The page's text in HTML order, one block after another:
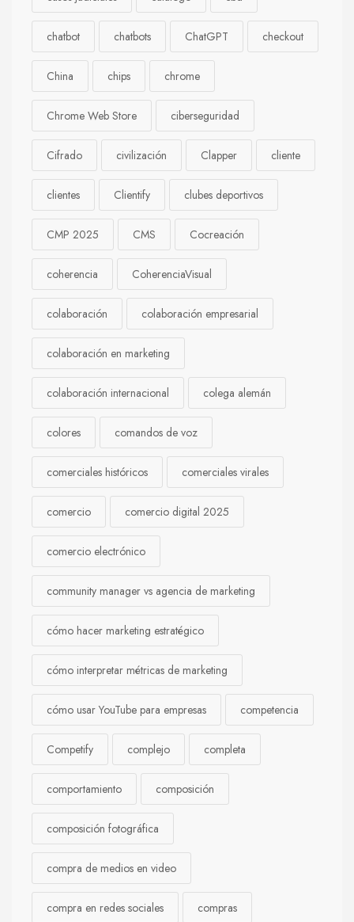
chatbot chatbots ChatGPT checkout
China chips chrome
Chrome Web Store ciberseguridad
Cifrado civilización Clapper cliente
clientes Clientify clubes deportivos
CMP 2025 CMS Cocreación
coherencia CoherenciaVisual
colaboración colaboración empresarial
colaboración en marketing
colaboración internacional colega alemán
colores comandos de voz
comerciales históricos comerciales virales
comercio comercio digital 2025
comercio electrónico
community manager vs agencia de marketing
cómo hacer marketing estratégico
cómo interpretar métricas de marketing
cómo usar YouTube para empresas competencia
Competify complejo completa
comportamiento composición
composición fotográfica
compra de medios en video
compra en redes sociales compras